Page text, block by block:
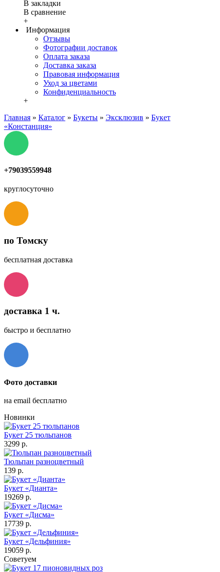
В закладки
В сравнение
+
Информация
Отзывы
Фотографии доставок
Оплата заказа
Доставка заказа
Правовая информация
Уход за цветами
Конфиденциальность
+
Главная » Каталог » Букеты » Эксклюзив » Букет
«Констанция»
+79039559948
круглосуточно
по Томску
бесплатная доставка
доставка 1 ч.
быстро и бесплатно
Фото доставки
на email бесплатно
Новинки
Букет 25 тюльпанов
3299 р.
Тюльпан разноцветный
139 р.
Букет «Дианта»
19269 р.
Букет «Дисма»
17739 р.
Букет «Дельфиния»
19059 р.
Советуем